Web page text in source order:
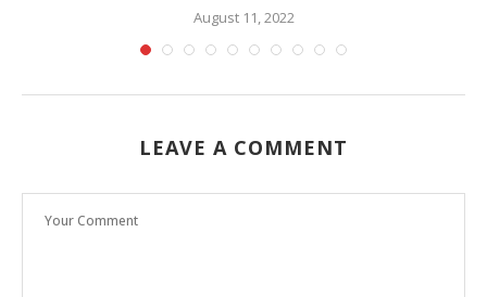
August 11, 2022
LEAVE A COMMENT